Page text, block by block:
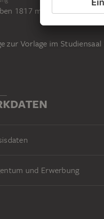
1817 mit der Sammlung
zur Vorlage im
und Erwerbung